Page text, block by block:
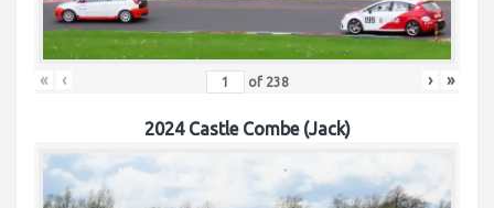
« ‹ of 238 › »
2024 Castle Combe (Jack)